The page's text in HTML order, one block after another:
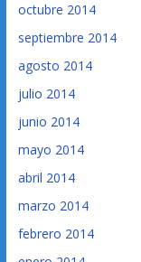
octubre 2014
septiembre 2014
agosto 2014
julio 2014
junio 2014
mayo 2014
abril 2014
marzo 2014
febrero 2014